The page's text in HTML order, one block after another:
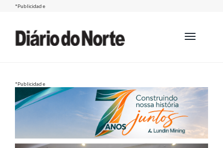
*Publicidade
Toggle
*Publicidade